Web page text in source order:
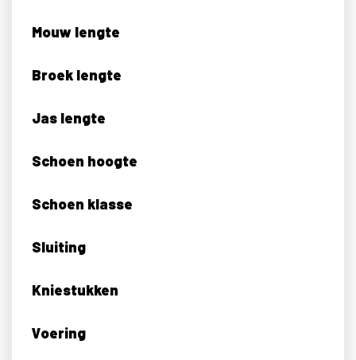
Mouw lengte
Broek lengte
Jas lengte
Schoen hoogte
Schoen klasse
Sluiting
Kniestukken
Voering